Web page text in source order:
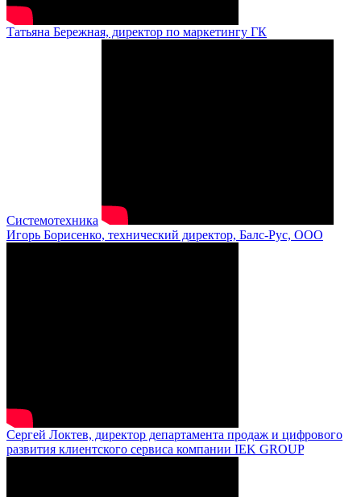
Татьяна Бережная, директор по маркетингу ГК
Системотехника
Игорь Борисенко, технический директор, Балс-Рус, ООО
Сергей Локтев, директор департамента продаж и цифрового
развития клиентского сервиса компании IEK GROUP